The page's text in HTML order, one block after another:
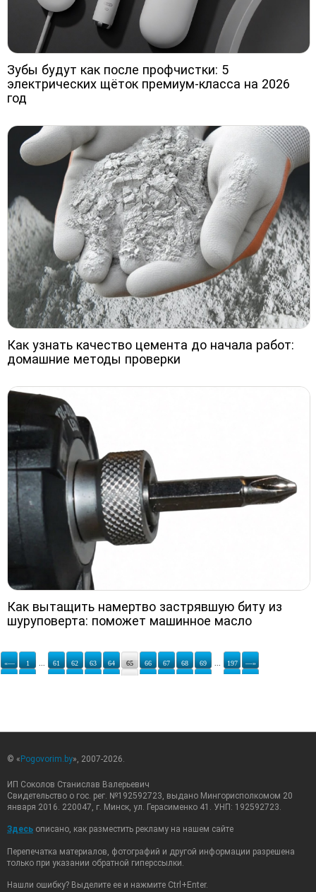
Зубы будут как после профчистки: 5
электрических щёток премиум-класса на 2026
год
Как узнать качество цемента до начала работ:
домашние методы проверки
Как вытащить намертво застрявшую биту из
шуруповерта: поможет машинное масло
«— 1 61 62 63 64 65 66 67 68 69 197 —»
© «Pogovorim.by», 2007-2026.
ИП Соколов Станислав Валерьевич
Свидетельство о гос. рег. №192592723, выдано Мингорисполкомом 20
января 2016. 220047, г. Минск, ул. Герасименко 41. УНП: 192592723.
Здесь описано, как разместить рекламу на нашем сайте
Перепечатка материалов, фотографий и другой информации разрешена
только при указании обратной гиперссылки.
Нашли ошибку? Выделите ее и нажмите Ctrl+Enter.